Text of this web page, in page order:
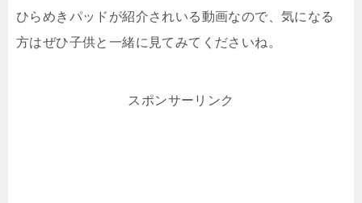
ひらめきパッドが紹介されいる動画なので、気になる
方はぜひ子供と一緒に見てみてくださいね。
スポンサーリンク